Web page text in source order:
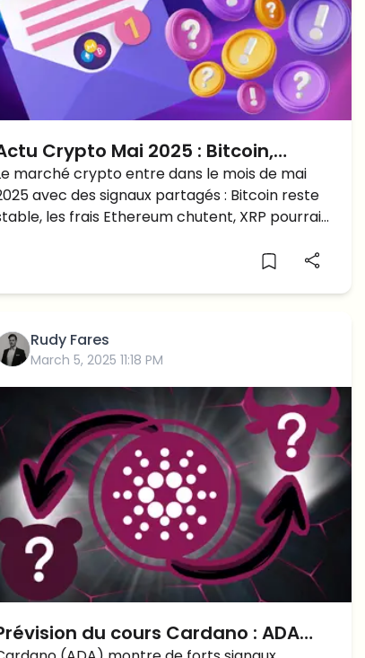
Crypto Mai 2025 : Bitcoin,
et les Altcoins à Surveiller
marché crypto entre dans le mois de mai
avec des signaux partagés : Bitcoin reste
les frais Ethereum chutent, XRP pourrait
Rudy Fares
March 5, 2025 11:18 PM
du cours Cardano : ADA